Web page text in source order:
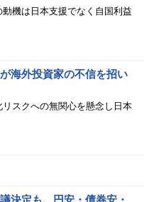
機は日本支援でなく自国利益
海外投資家の不信を招い
スクへの無関心を懸念し日本